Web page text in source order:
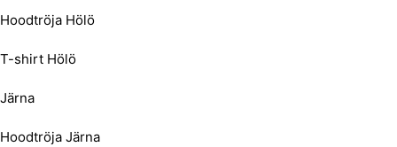
Hoodtröja Hölö
T-shirt Hölö
Järna
Hoodtröja Järna